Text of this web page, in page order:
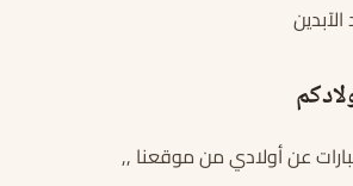
عن أولادي من موقعنا ,,